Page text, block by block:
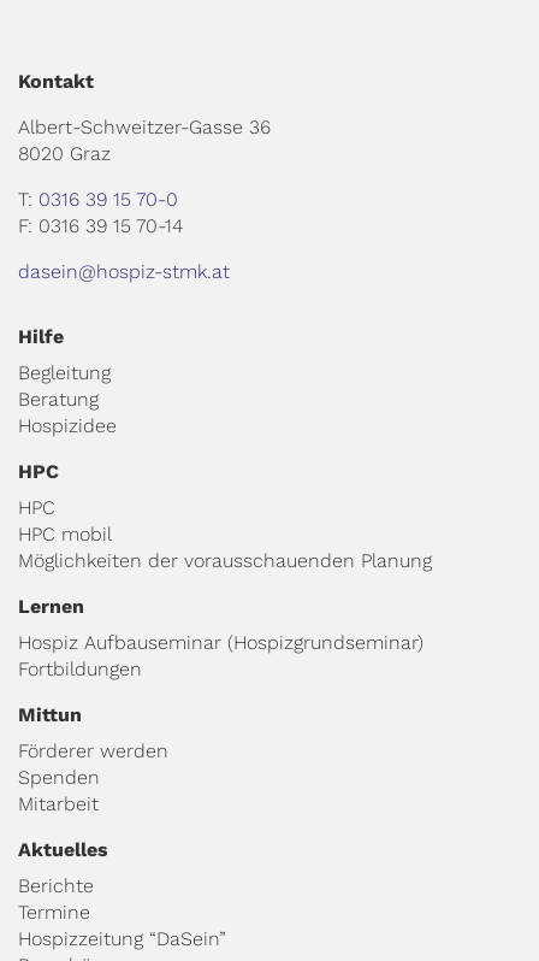
Kontakt
Albert-Schweitzer-Gasse 36
8020 Graz
T: 0316 39 15 70-0
F: 0316 39 15 70-14
dasein@hospiz-stmk.at
Hilfe
Begleitung
Beratung
Hospizidee
HPC
HPC
HPC mobil
Möglichkeiten der vorausschauenden Planung
Lernen
Hospiz Aufbauseminar (Hospizgrundseminar)
Fortbildungen
Mittun
Förderer werden
Spenden
Mitarbeit
Aktuelles
Berichte
Termine
Hospizzeitung “DaSein”